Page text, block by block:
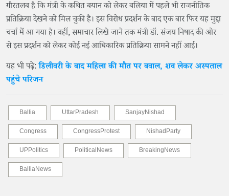
गौरतलब है कि मंत्री के कथित बयान को लेकर बलिया में पहले भी राजनीतिक
प्रतिक्रिया देखने को मिल चुकी है। इस विरोध प्रदर्शन के बाद एक बार फिर यह मुद्दा
चर्चा में आ गया है। वहीं, समाचार लिखे जाने तक मंत्री डॉ. संजय निषाद की ओर
से इस प्रदर्शन को लेकर कोई नई आधिकारिक प्रतिक्रिया सामने नहीं आई।
यह भी पढ़े:डिलीवरी के बाद महिला की मौत पर बवाल, शव लेकर अस्पताल
पहुंचे परिजन
Ballia UttarPradesh
SanjayNishad
Congress
CongressProtest
NishadParty
UPPolitics
PoliticalNews
BreakingNews
BalliaNews